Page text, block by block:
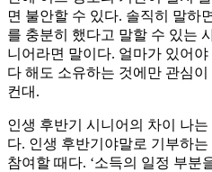
면 불안할 수 있다. 솔직히 말하
를 충분히 했다고 말할 수 있는
니어라면 말이다. 얼마가 있어
다 해도 소유하는 것에만 관심
컨대.
인생 후반기 시니어의 차이 나
다. 인생 후반기야말로 기부하
참여할 때다. ‘소득의 일정 부분